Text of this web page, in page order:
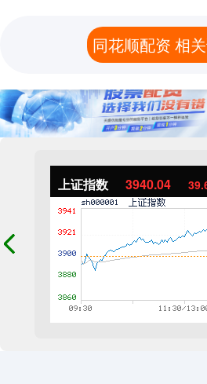
上证指数 3940.04
同花顺配资 相